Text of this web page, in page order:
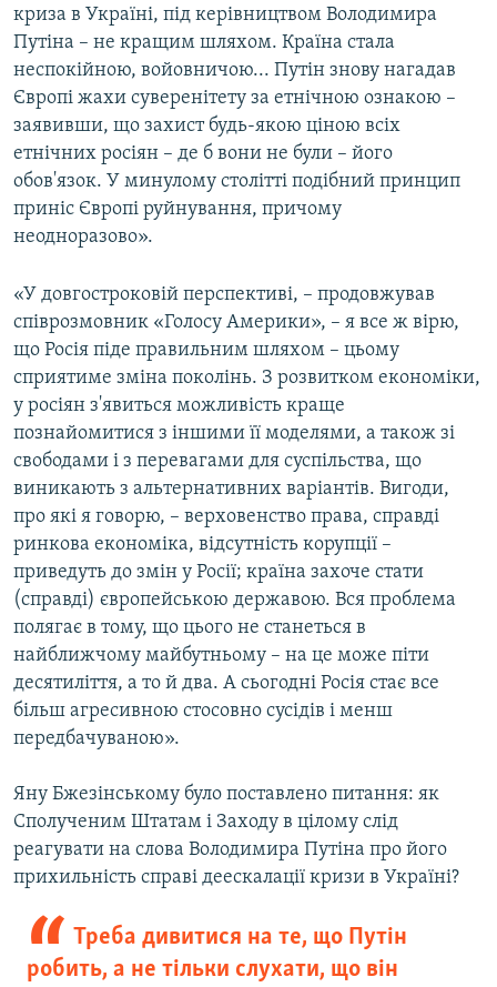
криза в Україні, під керівництвом Володимира
Путіна – не кращим шляхом. Країна стала
неспокійною, войовничою... Путін знову нагадав
Європі жахи суверенітету за етнічною ознакою –
заявивши, що захист будь-якою ціною всіх
етнічних росіян – де б вони не були – його
обов'язок. У минулому столітті подібний принцип
приніс Європі руйнування, причому
неодноразово».
«У довгостроковій перспективі, – продовжував
співрозмовник «Голосу Америки», – я все ж вірю,
що Росія піде правильним шляхом – цьому
сприятиме зміна поколінь. З розвитком економіки,
у росіян з'явиться можливість краще
познайомитися з іншими її моделями, а також зі
свободами і з перевагами для суспільства, що
виникають з альтернативних варіантів. Вигоди,
про які я говорю, – верховенство права, справді
ринкова економіка, відсутність корупції –
приведуть до змін у Росії; країна захоче стати
(справді) європейською державою. Вся проблема
полягає в тому, що цього не станеться в
найближчому майбутньому – на це може піти
десятиліття, а то й два. А сьогодні Росія стає все
більш агресивною стосовно сусідів і менш
передбачуваною».
Яну Бжезінському було поставлено питання: як
Сполученим Штатам і Заходу в цілому слід
реагувати на слова Володимира Путіна про його
прихильність справі деескалації кризи в Україні?
Треба дивитися на те, що Путін
робить, а не тільки слухати, що він